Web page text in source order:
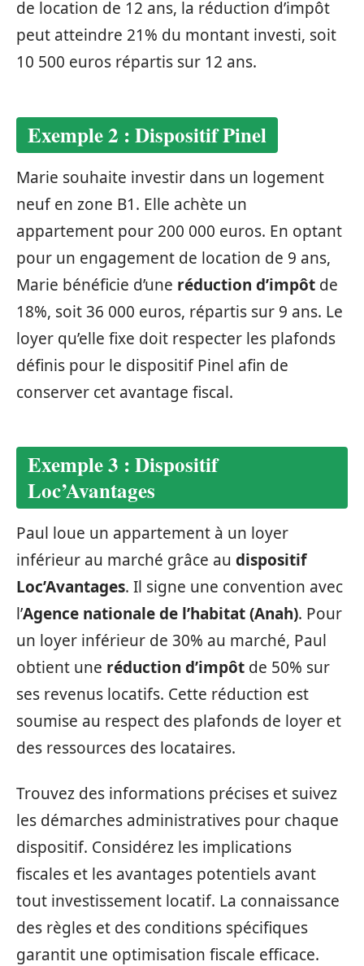
de location de 12 ans, la réduction d’impôt
peut atteindre 21% du montant investi, soit
10 500 euros répartis sur 12 ans.
Exemple 2 : Dispositif Pinel
Marie souhaite investir dans un logement
neuf en zone B1. Elle achète un
appartement pour 200 000 euros. En optant
pour un engagement de location de 9 ans,
Marie bénéficie d’une réduction d’impôt de
18%, soit 36 000 euros, répartis sur 9 ans. Le
loyer qu’elle fixe doit respecter les plafonds
définis pour le dispositif Pinel afin de
conserver cet avantage fiscal.
Exemple 3 : Dispositif
Loc’Avantages
Paul loue un appartement à un loyer
inférieur au marché grâce au dispositif
Loc’Avantages. Il signe une convention avec
l’Agence nationale de l’habitat (Anah). Pour
un loyer inférieur de 30% au marché, Paul
obtient une réduction d’impôt de 50% sur
ses revenus locatifs. Cette réduction est
soumise au respect des plafonds de loyer et
des ressources des locataires.
Trouvez des informations précises et suivez
les démarches administratives pour chaque
dispositif. Considérez les implications
fiscales et les avantages potentiels avant
tout investissement locatif. La connaissance
des règles et des conditions spécifiques
garantit une optimisation fiscale efficace.